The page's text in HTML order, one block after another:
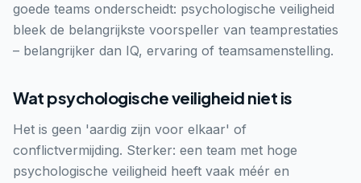
goede teams onderscheidt: psychologische veiligheid
bleek de belangrijkste voorspeller van teamprestaties
– belangrijker dan IQ, ervaring of teamsamenstelling.
Wat psychologische veiligheid niet is
Het is geen 'aardig zijn voor elkaar' of
conflictvermijding. Sterker: een team met hoge
psychologische veiligheid heeft vaak méér en